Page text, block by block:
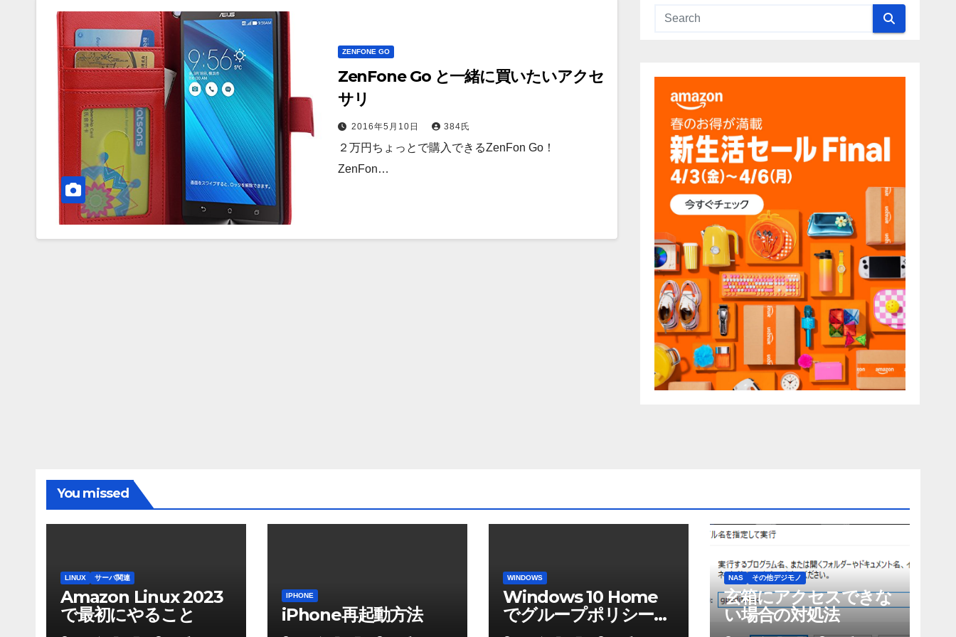
ZENFONE GO
ZenFone Go と一緒に買いたいアクセ
サリ
2016年5月10日 384氏
２万円ちょっとで購入できるZenFon Go！
ZenFon…
You missed
LINUX サーバ関連
Amazon Linux 2023
で最初にやること
IPHONE
iPhone再起動方法
WINDOWS
Windows 10 Home
でグループポリシーエ
ディタを使う方法
NAS その他デジモノ
玄箱にアクセスできな
い場合の対処法